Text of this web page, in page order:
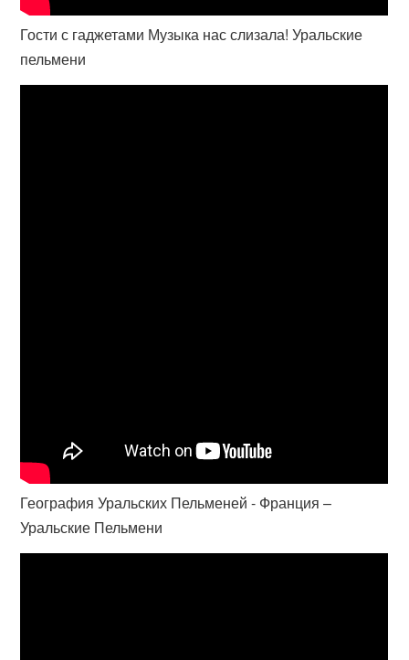
Гости с гаджетами Музыка нас слизала! Уральские
пельмени
География Уральских Пельменей - Франция –
Уральские Пельмени